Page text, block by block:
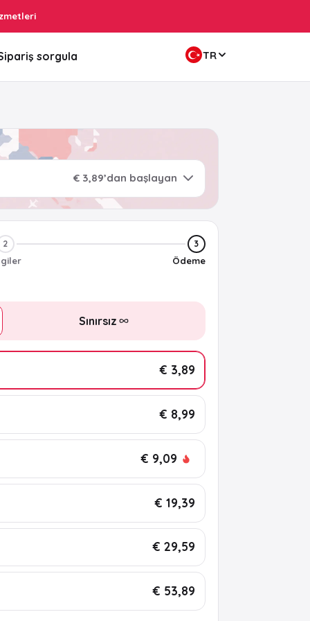
sorgula TR
€ 3,89’dan başlayan
2 3
Ödeme
Sınırsız
€ 3,89
€ 8,99
€ 9,09
€ 19,39
€ 29,59
€ 53,89